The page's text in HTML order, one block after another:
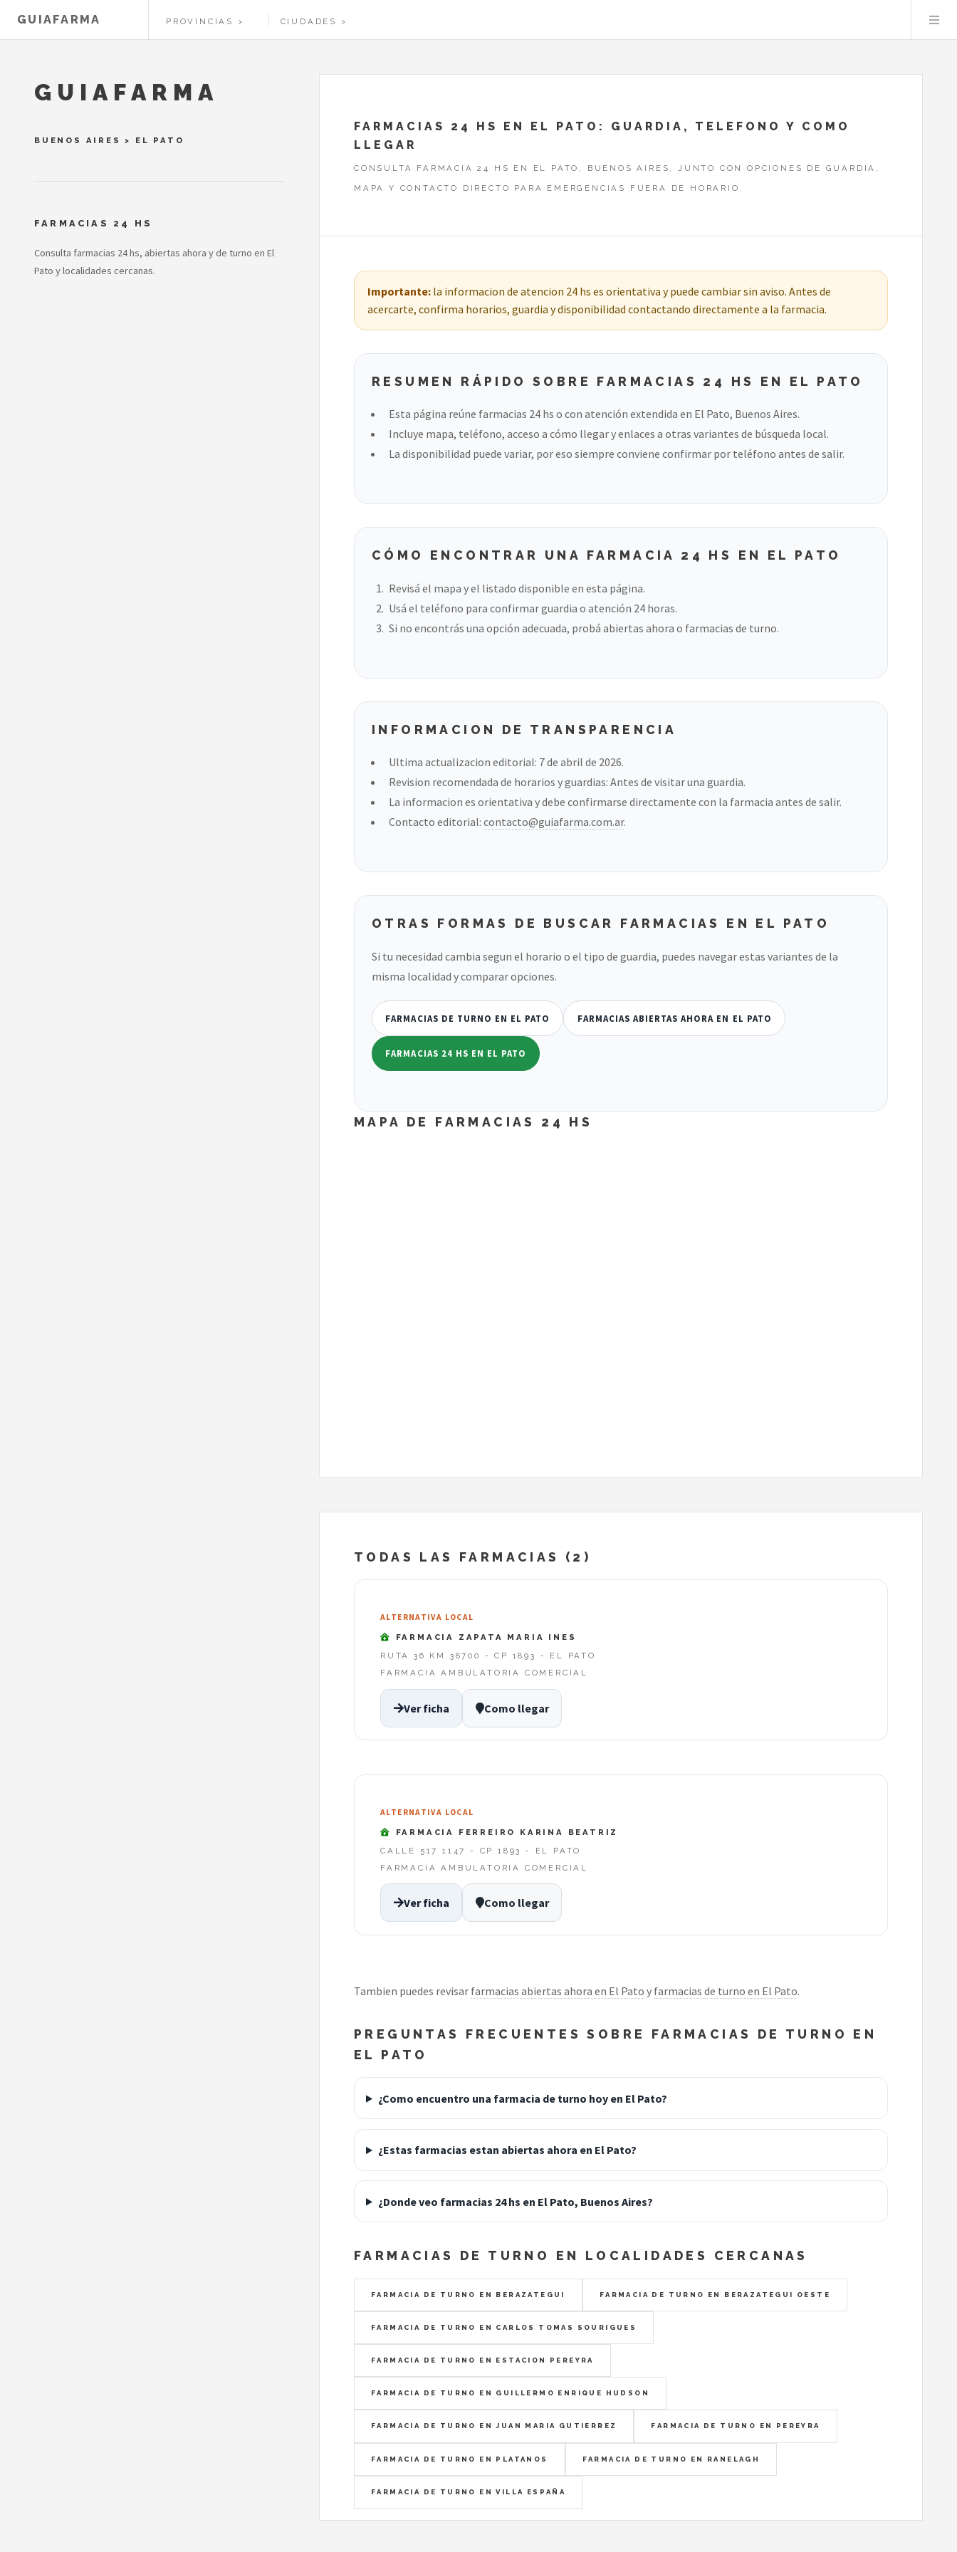
GUIAFARMA PROVINCIAS CIUDADES
FARMACIAS 24 HS EN EL PATO: GUARDIA, TELEFONO Y COMO
LLEGAR
CONSULTA FARMACIA 24 HS EN EL PATO, BUENOS AIRES, JUNTO CON OPCIONES DE GUARDIA,
MAPA Y CONTACTO DIRECTO PARA EMERGENCIAS FUERA DE HORARIO.
Importante:la informacion de atencion 24 hs es orientativa y puede cambiar sin aviso. Antes de
acercarte, confirma horarios, guardia y disponibilidad contactando directamente a la farmacia.
RESUMEN RÁPIDO SOBRE FARMACIAS 24 HS EN EL PATO
Esta página reúne farmacias 24 hs o con atención extendida en El Pato, Buenos Aires.
Incluye mapa, teléfono, acceso a cómo llegar y enlaces a otras variantes de búsqueda local.
La disponibilidad puede variar, por eso siempre conviene confirmar por teléfono antes de salir.
CÓMO ENCONTRAR UNA FARMACIA 24 HS EN EL PATO
Revisá el mapa y el listado disponible en esta página.
Usá el teléfono para confirmar guardia o atención 24 horas.
Si no encontrás una opción adecuada, probá abiertas ahora o farmacias de turno.
INFORMACION DE TRANSPARENCIA
Ultima actualizacion editorial: 7 de abril de 2026.
Revision recomendada de horarios y guardias: Antes de visitar una guardia.
La informacion es orientativa y debe confirmarse directamente con la farmacia antes de salir.
Contacto editorial: contacto@guiafarma.com.ar.
OTRAS FORMAS DE BUSCAR FARMACIAS EN EL PATO
Si tu necesidad cambia segun el horario o el tipo de guardia, puedes navegar estas variantes de la
misma localidad y comparar opciones.
FARMACIAS DE TURNO EN EL PATO FARMACIAS ABIERTAS AHORA EN EL PATO
FARMACIAS 24 HS EN EL PATO
MAPA DE FARMACIAS 24 HS
TODAS LAS FARMACIAS (2)
ALTERNATIVA LOCAL
FARMACIA ZAPATA MARIA INES
RUTA 36 KM 38700 - CP 1893 - EL PATO
FARMACIA AMBULATORIA COMERCIAL
Ver ficha Como llegar
ALTERNATIVA LOCAL
FARMACIA FERREIRO KARINA BEATRIZ
CALLE 517 1147 - CP 1893 - EL PATO
FARMACIA AMBULATORIA COMERCIAL
Ver ficha Como llegar
Tambien puedes revisar farmacias abiertas ahora en El Pato y farmacias de turno en El Pato.
PREGUNTAS FRECUENTES SOBRE FARMACIAS DE TURNO EN
EL PATO
¿Como encuentro una farmacia de turno hoy en El Pato?
¿Estas farmacias estan abiertas ahora en El Pato?
¿Donde veo farmacias 24 hs en El Pato, Buenos Aires?
FARMACIAS DE TURNO EN LOCALIDADES CERCANAS
FARMACIA DE TURNO EN BERAZATEGUI FARMACIA DE TURNO EN BERAZATEGUI OESTE
FARMACIA DE TURNO EN CARLOS TOMAS SOURIGUES
FARMACIA DE TURNO EN ESTACION PEREYRA
FARMACIA DE TURNO EN GUILLERMO ENRIQUE HUDSON
FARMACIA DE TURNO EN JUAN MARIA GUTIERREZ FARMACIA DE TURNO EN PEREYRA
FARMACIA DE TURNO EN PLATANOS FARMACIA DE TURNO EN RANELAGH
FARMACIA DE TURNO EN VILLA ESPAÑA
GUIAFARMA
BUENOS AIRES > EL PATO
FARMACIAS 24 HS
Consulta farmacias 24 hs, abiertas ahora y de turno en El
Pato y localidades cercanas.